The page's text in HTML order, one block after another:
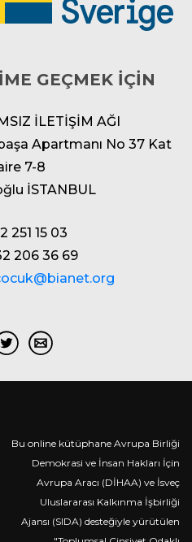
GEÇMEK İÇİN
İLETİŞİM AĞI
Apartmanı No 37 Kat
7-8
İSTANBUL
251 15 03
206 36 69
Bu online kütüphane Avrupa Birliği
Demokrasi ve İnsan Hakları İçin
Avrupa Aracı (DİHAA) ve İsveç
Uluslararası Kalkınma İşbirliği
Ajansı (SIDA) desteğiyle yürütülen